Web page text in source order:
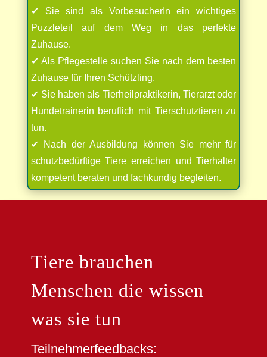
✔ Sie sind als VorbesucherIn ein wichtiges
Puzzleteil auf dem Weg in das perfekte
Zuhause.
✔ Als Pflegestelle suchen Sie nach dem besten
Zuhause für Ihren Schützling.
✔ Sie haben als Tierheilpraktikerin, Tierarzt oder
Hundetrainerin beruflich mit Tierschutztieren zu
tun.
✔ Nach der Ausbildung können Sie mehr für
schutzbedürftige Tiere erreichen und Tierhalter
kompetent beraten und fachkundig begleiten.
Tiere brauchen
Menschen die wissen
was sie tun
Teilnehmerfeedbacks: